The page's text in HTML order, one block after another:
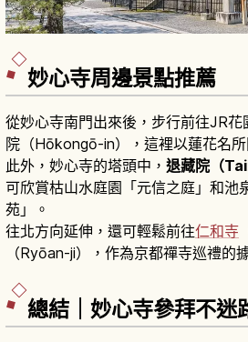
妙心寺周邊景點推薦
從妙心寺南門出來後，步行前往JR花
院（Hōkongō-in），這裡以蓮花名所
此外，妙心寺的塔頭中， 退藏院（
可欣賞枯山水庭園「元信之庭」和池
苑」。
往北方向延伸，還可輕鬆前往仁和寺
（Ryōan-ji），作為京都禪寺巡禮的
總結｜妙心寺參拜不迷